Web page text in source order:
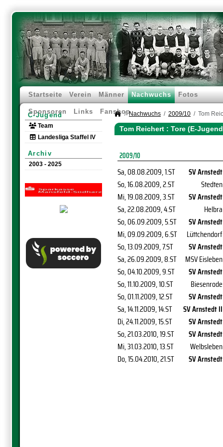
Startseite Verein Männer Nachwuchs Fotos
Sponsoren Links Fanshop
C-Jugend
Team
Landesliga Staffel IV
Archiv
2003 - 2025
Nachwuchs 2009/10 Tom
Tom Reichert : Tore (E-
2009/10
Sa, 08.08.2009, 1.ST
SV Arnstedt
So, 16.08.2009, 2.ST
Stedten
Mi, 19.08.2009, 3.ST
SV Arnstedt
Sa, 22.08.2009, 4.ST
Helbra
So, 06.09.2009, 5.ST
SV Arnstedt
Mi, 09.09.2009, 6.ST
Lüttchendorf
So, 13.09.2009, 7.ST
SV Arnstedt
Sa, 26.09.2009, 8.ST
MSV Eisleben
So, 04.10.2009, 9.ST
SV Arnstedt
So, 11.10.2009, 10.ST
Biesenrode
So, 01.11.2009, 12.ST
SV Arnstedt
Sa, 14.11.2009, 14.ST
SV Arnstedt II
Di, 24.11.2009, 15.ST
SV Arnstedt
So, 21.03.2010, 19.ST
SV Arnstedt
Mi, 31.03.2010, 13.ST
Welbsleben
Do, 15.04.2010, 21.ST SV Arnstedt